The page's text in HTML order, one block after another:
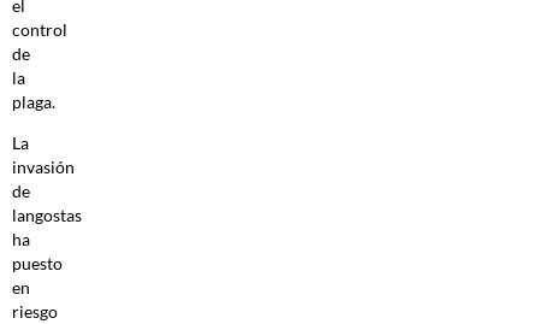
el
control
de
la
plaga.
La
invasión
de
langostas
ha
puesto
en
riesgo